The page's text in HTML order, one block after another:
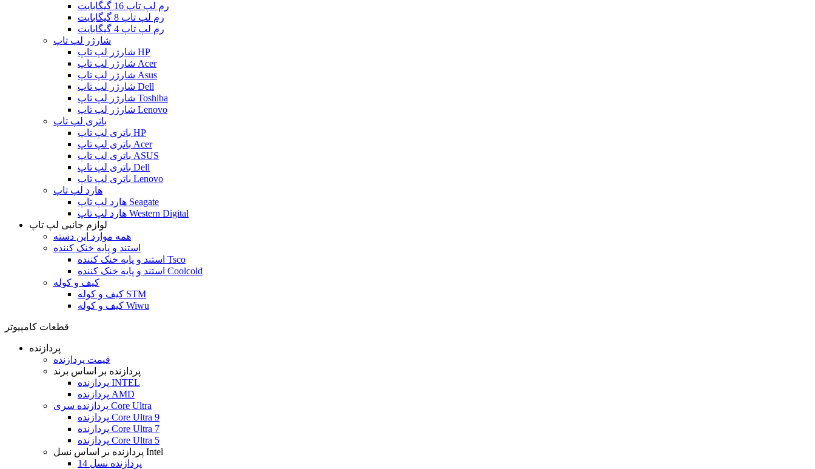
رم لپ تاپ 16 گیگابایت
رم لپ تاپ 8 گیگابایت
رم لپ تاپ 4 گیگابایت
شارژر لپ تاپ
شارژر لپ تاپ HP
شارژر لپ تاپ Acer
شارژر لپ تاپ Asus
شارژر لپ تاپ Dell
شارژر لپ تاپ Toshiba
شارژر لپ تاپ Lenovo
باتری لپ تاپ
باتری لپ تاپ HP
باتری لپ تاپ Acer
باتری لپ تاپ ASUS
باتری لپ تاپ Dell
باتری لپ تاپ Lenovo
هارد لپ تاپ
هارد لپ تاپ Seagate
هارد لپ تاپ Western Digital
لوازم جانبی لپ تاپ
همه موارد این دسته
استند و پایه خنک کننده
استند و پایه خنک کننده Tsco
استند و پایه خنک کننده Coolcold
کیف و کوله
کیف و کوله STM
کیف و کوله Wiwu
قطعات کامپیوتر
پردازنده
قیمت پردازنده
پردازنده بر اساس برند
پردازنده INTEL
پردازنده AMD
پردازنده سری Core Ultra
پردازنده Core Ultra 9
پردازنده Core Ultra 7
پردازنده Core Ultra 5
پردازنده بر اساس نسل Intel
پردازنده نسل 14